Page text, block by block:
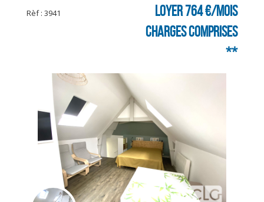
CLIQUER ICI POUR AGRANDIR
Rèf : 3941
Loyer 764 €/mois
charges comprises
**